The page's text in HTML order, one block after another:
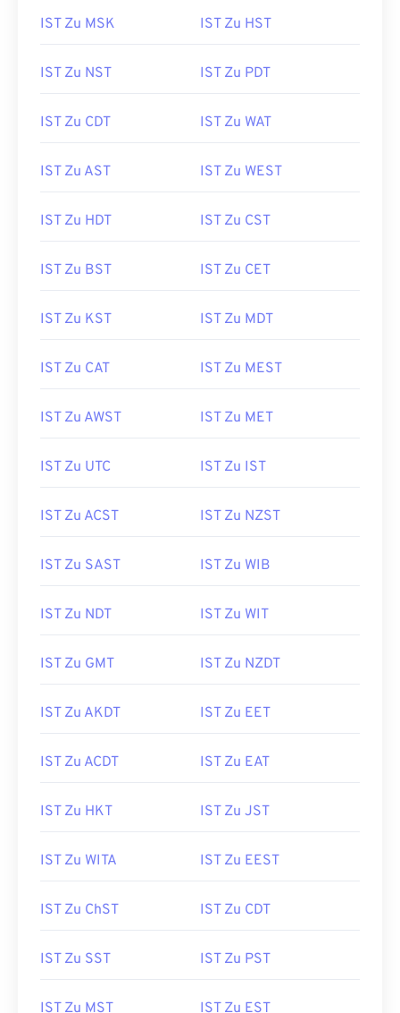
IST Zu MSK IST Zu HST
IST Zu NST IST Zu PDT
IST Zu CDT IST Zu WAT
IST Zu AST IST Zu WEST
IST Zu HDT IST Zu CST
IST Zu BST IST Zu CET
IST Zu KST IST Zu MDT
IST Zu CAT IST Zu MEST
IST Zu AWST IST Zu MET
IST Zu UTC IST Zu IST
IST Zu ACST IST Zu NZST
IST Zu SAST IST Zu WIB
IST Zu NDT IST Zu WIT
IST Zu GMT IST Zu NZDT
IST Zu AKDT IST Zu EET
IST Zu ACDT IST Zu EAT
IST Zu HKT IST Zu JST
IST Zu WITA IST Zu EEST
IST Zu ChST IST Zu CDT
IST Zu SST IST Zu PST
IST Zu MST IST Zu EST